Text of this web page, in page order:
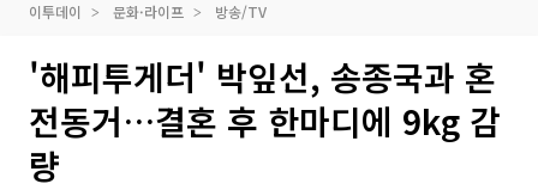
이투데이 문화·라이프 방송/TV
'해피투게더' 박잎선, 송종국과 혼
전동거…결혼 후 한마디에 9kg 감
량